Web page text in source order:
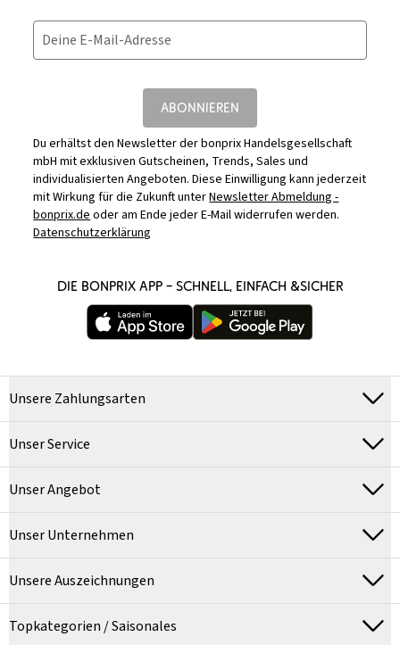
Deine E-Mail-Adresse
ABONNIEREN
Du erhältst den Newsletter der bonprix Handelsgesellschaft
mbH mit exklusiven Gutscheinen, Trends, Sales und
individualisierten Angeboten. Diese Einwilligung kann jederzeit
mit Wirkung für die Zukunft unterNewsletter Abmeldung -
bonprix.deoder am Ende jeder E-Mail widerrufen werden.
Datenschutzerklärung
DIE BONPRIX APP – SCHNELL, EINFACH &SICHER
Unsere Zahlungsarten
Unser Service
Unser Angebot
Unser Unternehmen
Unsere Auszeichnungen
Topkategorien / Saisonales